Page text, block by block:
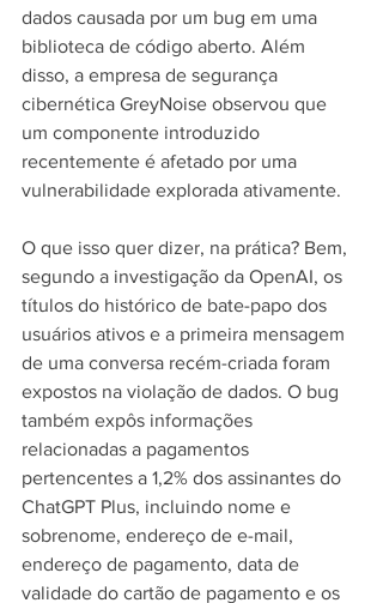
dados causada por um bug em uma
biblioteca de código aberto. Além
disso, a empresa de segurança
cibernética GreyNoise observou que
um componente introduzido
recentemente é afetado por uma
vulnerabilidade explorada ativamente.
O que isso quer dizer, na prática? Bem,
segundo a investigação da OpenAI, os
títulos do histórico de bate-papo dos
usuários ativos e a primeira mensagem
de uma conversa recém-criada foram
expostos na violação de dados. O bug
também expôs informações
relacionadas a pagamentos
pertencentes a 1,2% dos assinantes do
ChatGPT Plus, incluindo nome e
sobrenome, endereço de e-mail,
endereço de pagamento, data de
validade do cartão de pagamento e os